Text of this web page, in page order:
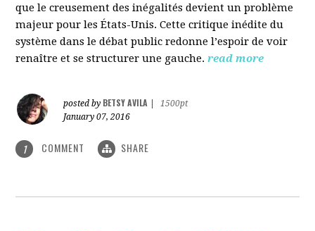
que le creusement des inégalités devient un problème
majeur pour les États-Unis. Cette critique inédite du
système dans le débat public redonne l’espoir de voir
renaître et se structurer une gauche. read more
posted by BETSY AVILA
1500pt
January 07, 2016
1 COMMENT SHARE